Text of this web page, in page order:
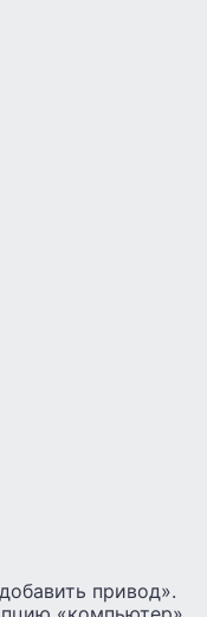
привод».